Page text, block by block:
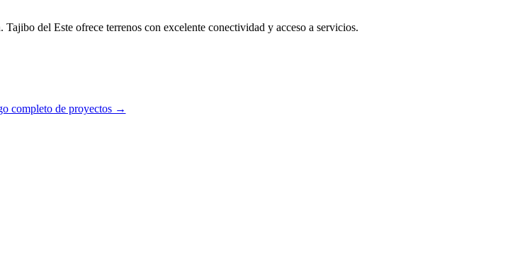
del Este ofrece terrenos con excelente conectividad y acceso a servicios.
completo de proyectos →